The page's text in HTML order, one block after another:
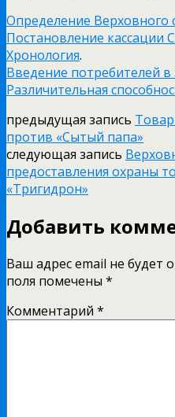
Определение Верховного
Постановление кассации
Хронология.
Введение потребителей в
Различительная
предыдущая запись
против «Сытый папа»
следующая запись
предоставления охраны
«Тригидрон»
Добавить
Ваш адрес email не будет
поля помечены *
Комментарий *